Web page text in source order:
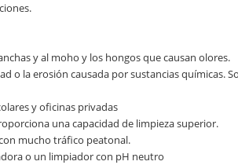
y al moho y los hongos que causan olores.
o la erosión causada por sustancias químicas.
y oficinas privadas
una capacidad de limpieza superior.
mucho tráfico peatonal.
o un limpiador con pH neutro